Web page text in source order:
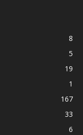
8
5
19
1
167
33
6